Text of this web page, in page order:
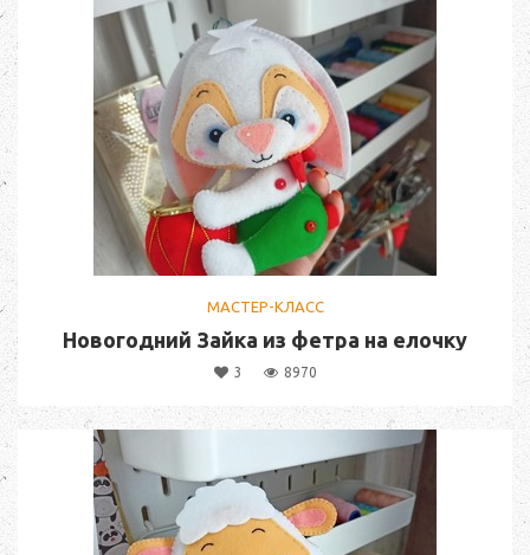
МАСТЕР-КЛАСС
Новогодний Зайка из фетра на елочку
3 8970